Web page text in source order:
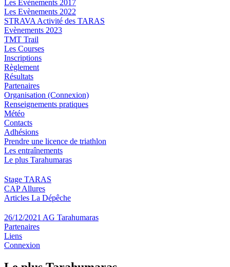
Les Evènements 2017
Les Evènements 2022
STRAVA Activité des TARAS
Evènements 2023
TMT Trail
Les Courses
Inscriptions
Règlement
Résultats
Partenaires
Organisation (Connexion)
Renseignements pratiques
Météo
Contacts
Adhésions
Prendre une licence de triathlon
Les entraînements
Le plus Tarahumaras
Stage TARAS
CAP Allures
Articles La Dépêche
26/12/2021 AG Tarahumaras
Partenaires
Liens
Connexion